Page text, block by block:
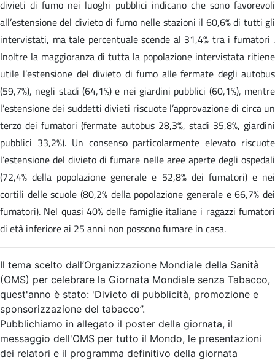
divieti di fumo nei luoghi pubblici indicano che sono favorevoli
all’estensione del divieto di fumo nelle stazioni il 60,6% di tutti gli
intervistati, ma tale percentuale scende al 31,4% tra i fumatori .
Inoltre la maggioranza di tutta la popolazione intervistata ritiene
utile l’estensione del divieto di fumo alle fermate degli autobus
(59,7%), negli stadi (64,1%) e nei giardini pubblici (60,1%), mentre
l’estensione dei suddetti divieti riscuote l’approvazione di circa un
terzo dei fumatori (fermate autobus 28,3%, stadi 35,8%, giardini
pubblici 33,2%). Un consenso particolarmente elevato riscuote
l’estensione del divieto di fumare nelle aree aperte degli ospedali
(72,4% della popolazione generale e 52,8% dei fumatori) e nei
cortili delle scuole (80,2% della popolazione generale e 66,7% dei
fumatori). Nel quasi 40% delle famiglie italiane i ragazzi fumatori
di età inferiore ai 25 anni non possono fumare in casa.
Il tema scelto dall’Organizzazione Mondiale della Sanità
(OMS) per celebrare la Giornata Mondiale senza Tabacco,
quest'anno è stato: 'Divieto di pubblicità, promozione e
sponsorizzazione del tabacco”.
Pubblichiamo in allegato il poster della giornata, il
messaggio dell'OMS per tutto il Mondo, le presentazioni
dei relatori e il programma definitivo della giornata